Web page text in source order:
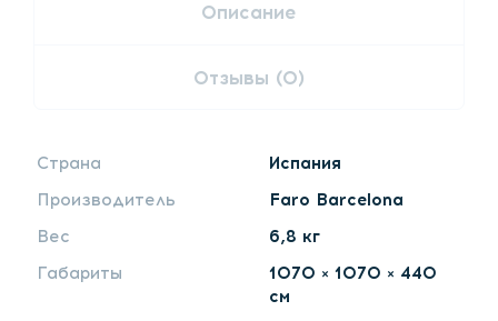
Описание
Отзывы (0)
Страна
Испания
Производитель
Faro Barcelona
Вес
6,8 кг
Габариты
1070 × 1070 × 440
см